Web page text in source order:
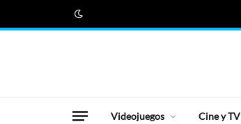
Videojuegos Cine y TV